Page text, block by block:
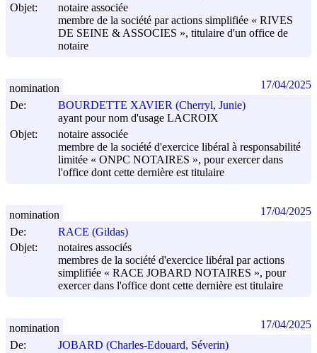
Objet:
notaire associée
membre de la société par actions simplifiée « RIVES
DE SEINE & ASSOCIES », titulaire d'un office de
notaire
De:
BOURDETTE XAVIER (Cherryl, Junie)
ayant pour nom d'usage LACROIX
Objet:
notaire associée
membre de la société d'exercice libéral à responsabilité
limitée « ONPC NOTAIRES », pour exercer dans
l'office dont cette dernière est titulaire
nomination 17/04/2025
De:
RACE (Gildas)
Objet:
notaires associés
membres de la société d'exercice libéral par actions
simplifiée « RACE JOBARD NOTAIRES », pour
exercer dans l'office dont cette dernière est titulaire
nomination 17/04/2025
De:
JOBARD (Charles-Edouard, Séverin)
nomination 17/04/2025